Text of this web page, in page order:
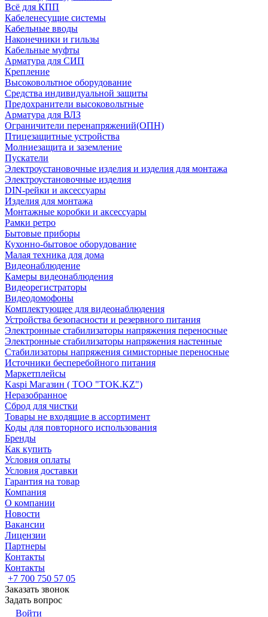
Всё для КПП
Кабеленесущие системы
Кабельные вводы
Наконечники и гильзы
Кабельные муфты
Арматура для СИП
Крепление
Высоковольтное оборудование
Средства индивидуальной защиты
Предохранители высоковольтные
Арматура для ВЛЗ
Ограничители перенапряжений(ОПН)
Птицезащитные устройства
Молниезащита и заземление
Пускатели
Электроустановочные изделия и изделия для монтажа
Электроустановочные изделия
DIN-рейки и аксессуары
Изделия для монтажа
Монтажные коробки и аксессуары
Рамки ретро
Бытовые приборы
Кухонно-бытовое оборудование
Малая техника для дома
Видеонаблюдение
Камеры видеонаблюдения
Видеорегистраторы
Видеодомофоны
Комплектующее для видеонаблюдения
Устройства безопасности и резервного питания
Электронные стабилизаторы напряжения переносные
Электронные стабилизаторы напряжения настенные
Стабилизаторы напряжения симисторные переносные
Источники бесперебойного питания
Маркетплейсы
Kaspi Магазин ( ТОО "TOK.KZ")
Неразобранное
Сброд для чистки
Товары не входящие в ассортимент
Коды для повторного использования
Бренды
Как купить
Условия оплаты
Условия доставки
Гарантия на товар
Компания
О компании
Новости
Вакансии
Лицензии
Партнеры
Контакты
Контакты
+7 700 750 57 05
Заказать звонок
Задать вопрос
Войти